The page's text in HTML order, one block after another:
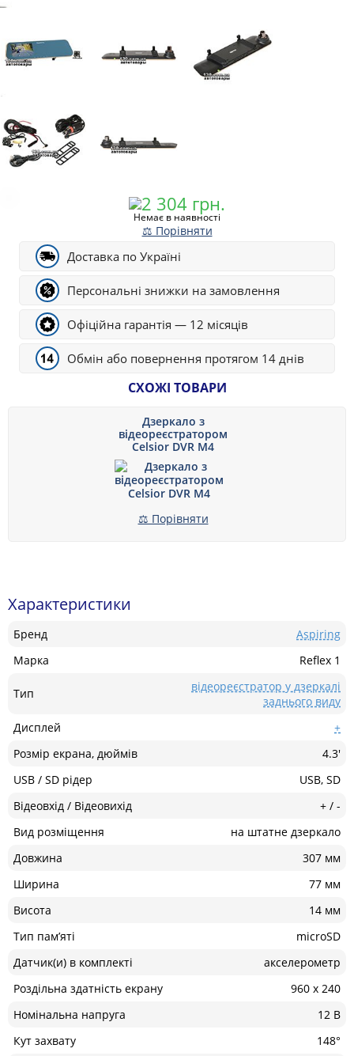
Немає в наявності
⚖ Порівняти
Доставка по Україні
Персональні знижки на замовлення
Офіційна гарантія — 12 місяців
Обмін або повернення протягом 14 днів
СХОЖІ ТОВАРИ
Дзеркало з
відеореєстратором
Celsior DVR M4
⚖ Порівняти
Характеристики
Бренд
Aspiring
Марка
Reflex 1
Тип
відеореєстратор у дзеркалі
заднього виду
Дисплей
+
Розмір екрана, дюймів
4.3'
USB / SD рідер
USB, SD
Відеовхід / Відеовихід
+ / -
Вид розміщення
на штатне дзеркало
Довжина
307 мм
Ширина
77 мм
Висота
14 мм
Тип пам’яті
microSD
Датчик(и) в комплекті
акселерометр
Роздільна здатність екрану
960 x 240
Номінальна напруга
12 В
Кут захвату
148°